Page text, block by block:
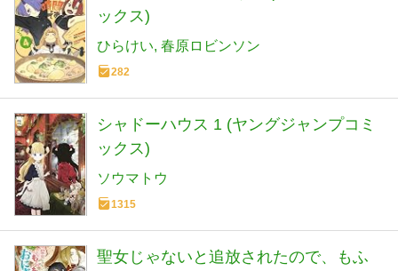
ックス)
ひらけい 春原ロビンソン
282
シャドーハウス 1 (ヤングジャンプコミ
ックス)
ソウマトウ
1315
聖女じゃないと追放されたので、もふ